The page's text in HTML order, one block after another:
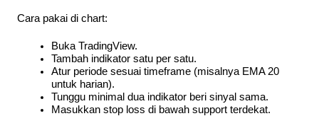
Cara pakai di chart:
Buka TradingView.
Tambah indikator satu per satu.
Atur periode sesuai timeframe (misalnya EMA 20
untuk harian).
Tunggu minimal dua indikator beri sinyal sama.
Masukkan stop loss di bawah support terdekat.